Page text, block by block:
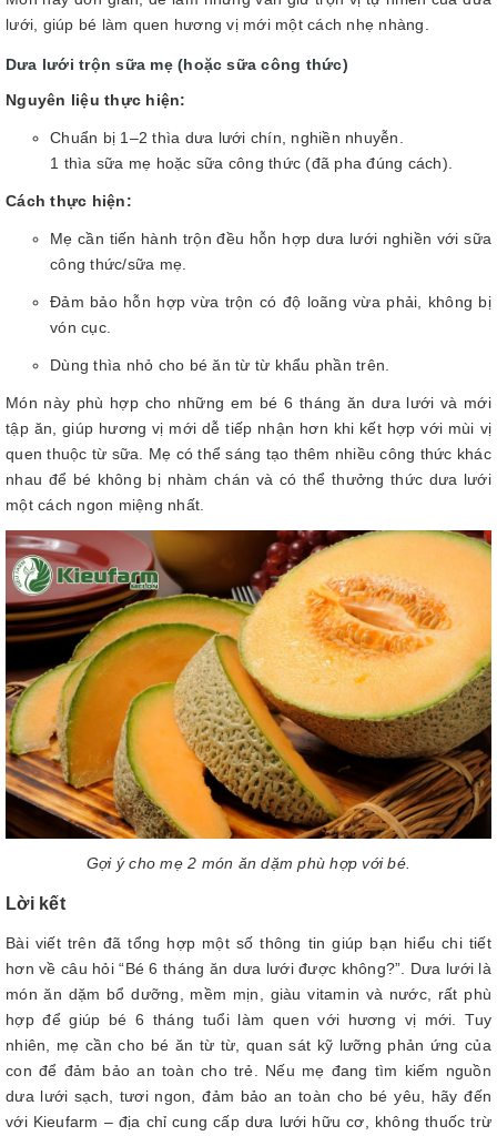
lưới, giúp bé làm quen hương vị mới một cách nhẹ nhàng.
Dưa lưới trộn sữa mẹ (hoặc sữa công thức)
Nguyên liệu thực hiện:
Chuẩn bị 1–2 thìa dưa lưới chín, nghiền nhuyễn.
1 thìa sữa mẹ hoặc sữa công thức (đã pha đúng cách).
Cách thực hiện:
Mẹ cần tiến hành trộn đều hỗn hợp dưa lưới nghiền với sữa
công thức/sữa mẹ.
Đảm bảo hỗn hợp vừa trộn có độ loãng vừa phải, không bị
vón cục.
Dùng thìa nhỏ cho bé ăn từ từ khẩu phần trên.
Món này phù hợp cho những em bé 6 tháng ăn dưa lưới và mới
tập ăn, giúp hương vị mới dễ tiếp nhận hơn khi kết hợp với mùi vị
quen thuộc từ sữa. Mẹ có thể sáng tạo thêm nhiều công thức khác
nhau để bé không bị nhàm chán và có thể thưởng thức dưa lưới
một cách ngon miệng nhất.
Gợi ý cho mẹ 2 món ăn dặm phù hợp với bé.
Lời kết
Bài viết trên đã tổng hợp một số thông tin giúp bạn hiểu chi tiết
hơn về câu hỏi “Bé 6 tháng ăn dưa lưới được không?”. Dưa lưới là
món ăn dặm bổ dưỡng, mềm mịn, giàu vitamin và nước, rất phù
hợp để giúp bé 6 tháng tuổi làm quen với hương vị mới. Tuy
nhiên, mẹ cần cho bé ăn từ từ, quan sát kỹ lưỡng phản ứng của
con để đảm bảo an toàn cho trẻ. Nếu mẹ đang tìm kiếm nguồn
dưa lưới sạch, tươi ngon, đảm bảo an toàn cho bé yêu, hãy đến
với Kieufarm – địa chỉ cung cấp dưa lưới hữu cơ, không thuốc trừ